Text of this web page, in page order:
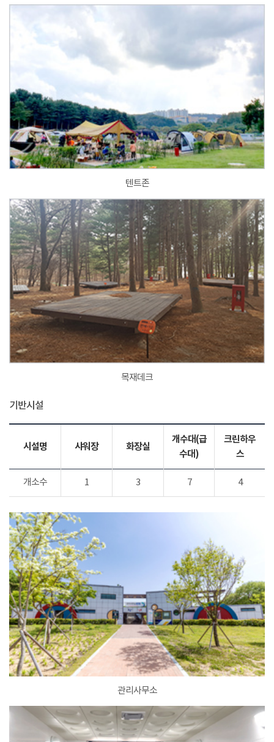
텐트존
목재데크
기반시설
시설명 샤워장 화장실
개수대(급
수대)
크린하우
스
개소수 1 3 7 4
관리사무소